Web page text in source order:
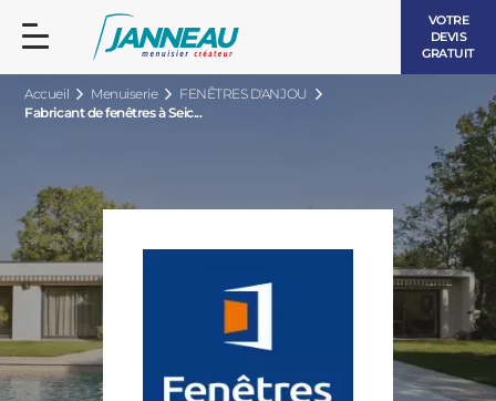
VOTRE
DEVIS
GRATUIT
Accueil Menuiserie
FENÊTRES D'ANJOU
Fabricant de fenêtres à Seic...
FENÊTRES ET PORTES-FENÊTRES
BOIS
BAIES VITRÉES
PORTES D’ENTRÉELES INTEMPORELLES